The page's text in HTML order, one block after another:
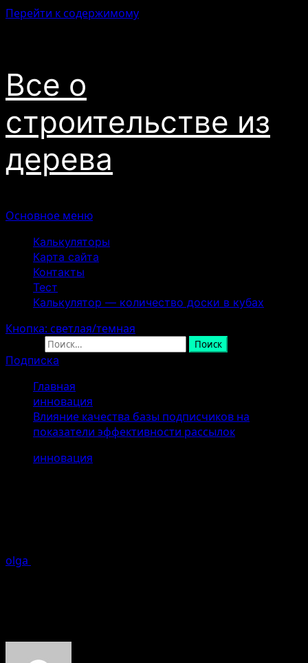
Перейти к содержимому
Все о
строительстве из
дерева
Основное меню
Калькуляторы
Карта сайта
Контакты
Тест
Калькулятор — количество доски в кубах
Кнопка: светлая/темная
Подписка
Главная
инновация
Влияние качества базы подписчиков на
показатели эффективности рассылок
инновация
olga